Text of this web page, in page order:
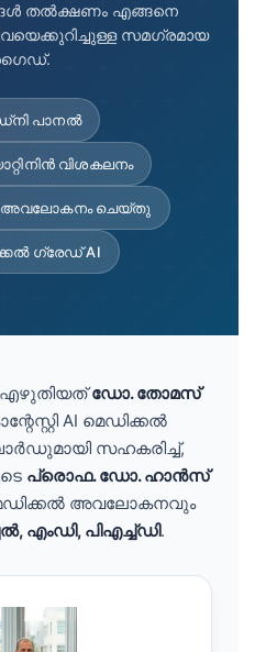
തൽക്ഷണം എങ്ങനെ
സമഗ്രമായ
പാനൽ
വിശകലനം
അവലോകനം ചെയ്തു
ഗ്രേഡ് AI
ഡോ. തോമസ്
AI മെഡിക്കൽ
സഹകരിച്ച്,
പ്രൊഫ. ഡോ. ഹാൻസ്
അവലോകനവും
എംഡി, പിഎച്ച്ഡി.